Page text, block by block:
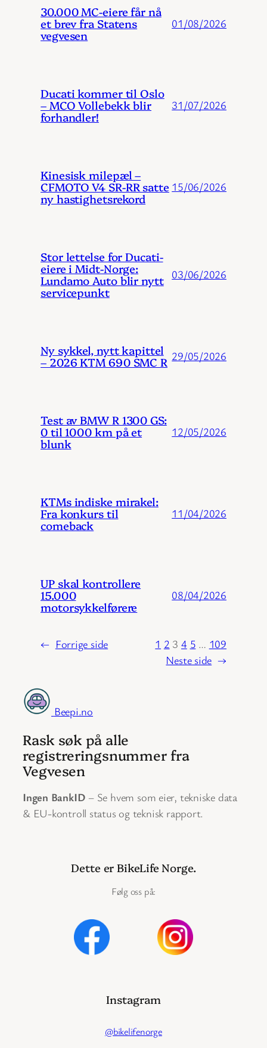
30.000 MC-eiere får nå
et brev fra Statens
vegvesen
01/08/2026
Ducati kommer til Oslo
– MCO Vollebekk blir
forhandler!
31/07/2026
Kinesisk milepæl –
CFMOTO V4 SR-RR satte
ny hastighetsrekord
15/06/2026
Stor lettelse for Ducati-
eiere i Midt-Norge:
Lundamo Auto blir nytt
servicepunkt
03/06/2026
Ny sykkel, nytt kapittel
– 2026 KTM 690 SMC R 29/05/2026
Test av BMW R 1300 GS:
0 til 1000 km på et
blunk
12/05/2026
KTMs indiske mirakel:
Fra konkurs til
comeback
11/04/2026
UP skal kontrollere
15.000
motorsykkelførere
08/04/2026
← Forrige side 1 2 3 4 5 … 109
Neste side →
Beepi.no
Rask søk på alle
registreringsnummer fra
Vegvesen
Ingen BankID – Se hvem som eier, tekniske data
& EU-kontroll status og teknisk rapport.
Dette er BikeLife Norge.
Følg oss på:
Instagram
@bikelifenorge